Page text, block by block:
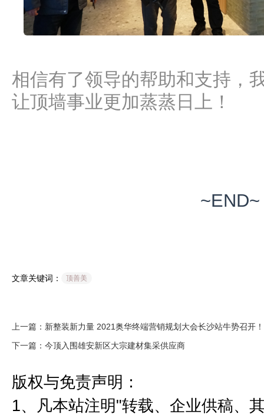
相信有了领导的帮助和支持，
让顶墙事业更加蒸蒸日上！
~END~
文章关键词： 顶善美
上一篇：新整装新力量 2021奥华终端营销规划大会长沙站牛势召开！
下一篇：今顶入围雄安新区大宗建材集采供应商
版权与免责声明：
1、凡本站注明"转载、企业供稿、